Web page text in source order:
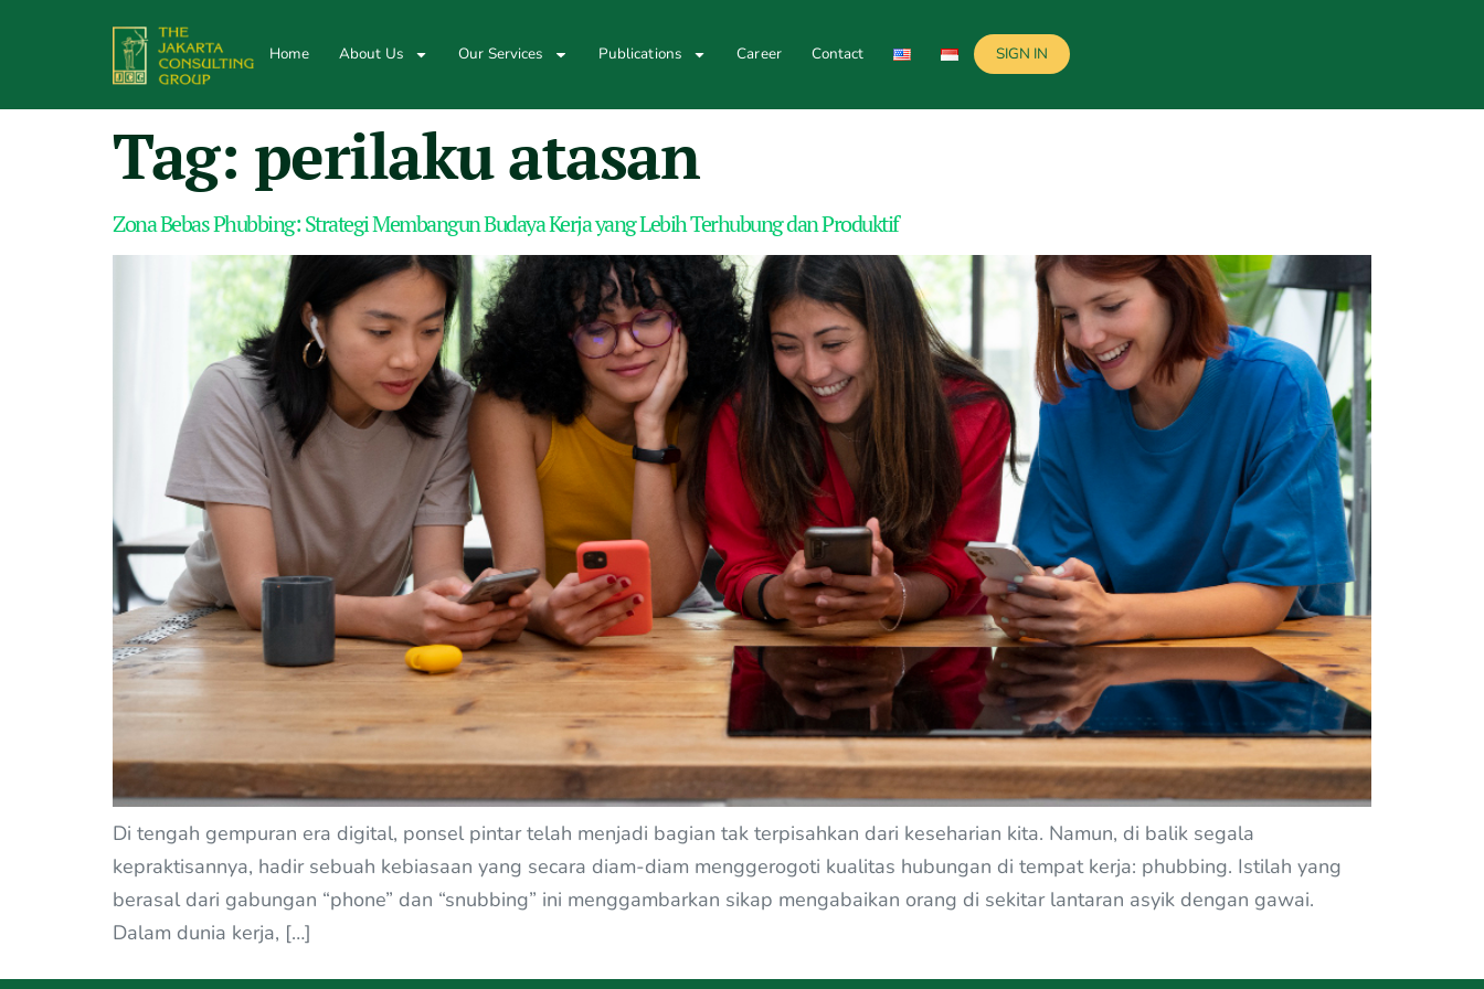
Home About Us Our Services Publications Career Contact SIGN IN
Tag: perilaku atasan
Zona Bebas Phubbing: Strategi Membangun Budaya Kerja yang Lebih Terhubung dan Produktif
Di tengah gempuran era digital, ponsel pintar telah menjadi bagian tak terpisahkan dari keseharian kita. Namun, di balik segala
kepraktisannya, hadir sebuah kebiasaan yang secara diam-diam menggerogoti kualitas hubungan di tempat kerja: phubbing. Istilah yang
berasal dari gabungan “phone” dan “snubbing” ini menggambarkan sikap mengabaikan orang di sekitar lantaran asyik dengan gawai.
Dalam dunia kerja, […]